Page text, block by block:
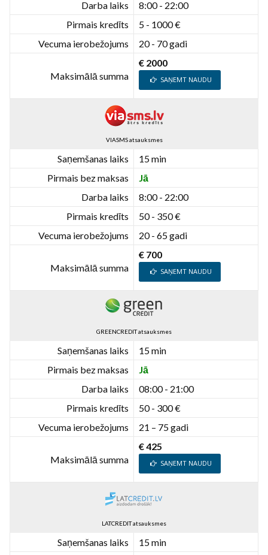
Darba laiks
8:00 - 22:00
Pirmais kredīts
5 - 1000 €
Vecuma ierobežojums
20 - 70 gadi
Maksimālā summa
€ 2000
SAŅEMT NAUDU
VIASMS atsauksmes
Saņemšanas laiks
15 min
Pirmais bez maksas
Jā
Darba laiks
8:00 - 22:00
Pirmais kredīts
50 - 350 €
Vecuma ierobežojums
20 - 65 gadi
Maksimālā summa
€ 700
SAŅEMT NAUDU
GREENCREDIT atsauksmes
Saņemšanas laiks
15 min
Pirmais bez maksas
Jā
Darba laiks
08:00 - 21:00
Pirmais kredīts
50 - 300 €
Vecuma ierobežojums
21 – 75 gadi
Maksimālā summa
€ 425
SAŅEMT NAUDU
LATCREDIT atsauksmes
Saņemšanas laiks
15 min